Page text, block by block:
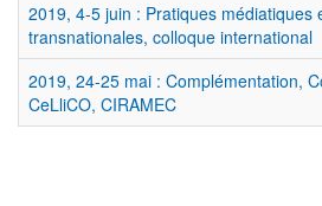
2019, 4-5 juin : Pratiques médiatiques
transnationales, colloque international
2019, 24-25 mai : Complémentation,
CeLliCO, CIRAMEC